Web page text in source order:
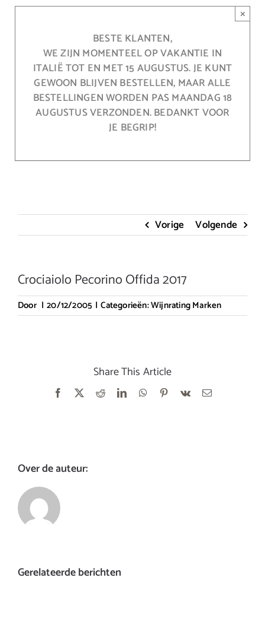
BESTE KLANTEN,
WE ZIJN MOMENTEEL OP VAKANTIE IN
ITALIË TOT EN MET 15 AUGUSTUS. JE KUNT
GEWOON BLIJVEN BESTELLEN, MAAR ALLE
BESTELLINGEN WORDEN PAS MAANDAG 18
AUGUSTUS VERZONDEN. BEDANKT VOOR
JE BEGRIP!
×
Vorige Volgende
Crociaiolo Pecorino Offida 2017
Door | 20/12/2005 | Categorieën:Wijnrating Marken
Share This Article
Facebook RedditLinkedInWhatsApp
Pinterest
Vk
E-
Over de auteur:
Gerelateerde berichten